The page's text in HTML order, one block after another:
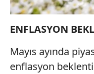
ENFLASYON
Mayıs ayında
enflasyon